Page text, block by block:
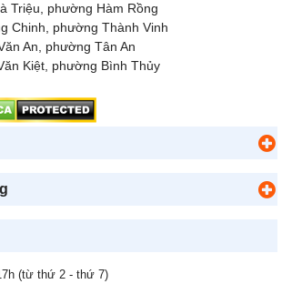
Triệu, phường Hàm Rồng
Chinh, phường Thành Vinh
An, phường Tân An
Kiệt, phường Bình Thủy
(từ thứ 2 - thứ 7)